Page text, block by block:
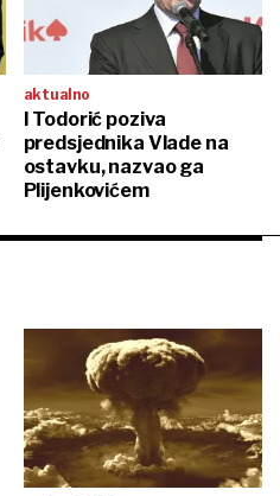
aktualno
I Todorić poziva
predsjednika Vlade na
ostavku, nazvao ga
Plijenkovićem